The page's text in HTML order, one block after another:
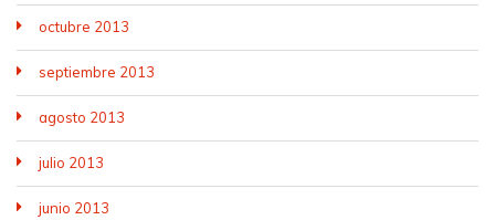
octubre 2013
septiembre 2013
agosto 2013
julio 2013
junio 2013